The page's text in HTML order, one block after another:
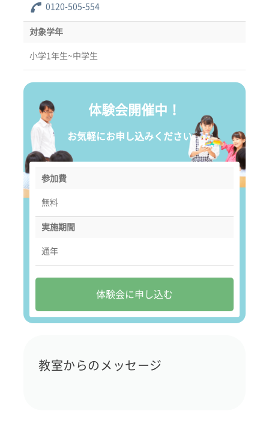
0120-505-554
対象学年
小学1年生~中学生
体験会開催中！
お気軽にお申し込みください。
参加費
無料
実施期間
通年
体験会に申し込む
教室からのメッセージ